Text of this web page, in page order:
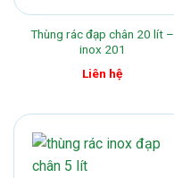
Thùng rác đạp chân 20 lít –
inox 201
Liên hệ